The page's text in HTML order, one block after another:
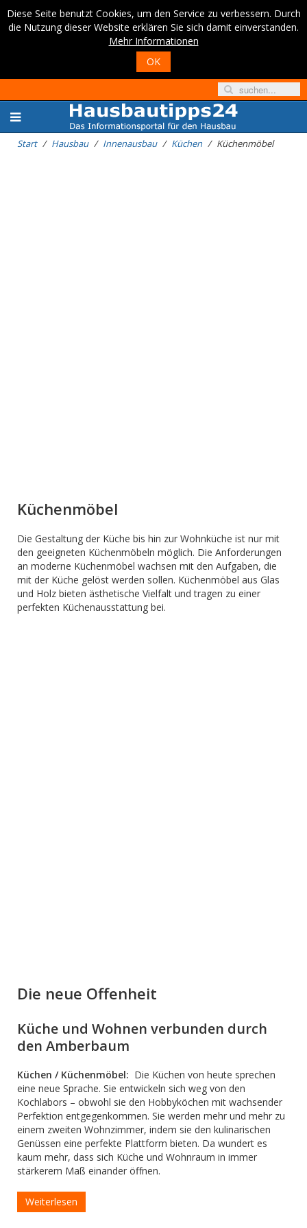
Diese Seite benutzt Cookies, um den Service zu verbessern. Durch
die Nutzung dieser Website erklären Sie sich damit einverstanden.
Mehr Informationen
OK
Start Hausbau Innenausbau Küchen Küchenmöbel
Küchenmöbel
Die Gestaltung der Küche bis hin zur Wohnküche ist nur mit
den geeigneten Küchenmöbeln möglich. Die Anforderungen
an moderne Küchenmöbel wachsen mit den Aufgaben, die
mit der Küche gelöst werden sollen. Küchenmöbel aus Glas
und Holz bieten ästhetische Vielfalt und tragen zu einer
perfekten Küchenausstattung bei.
Die neue Offenheit
Küche und Wohnen verbunden durch
den Amberbaum
Küchen / Küchenmöbel: Die Küchen von heute sprechen
eine neue Sprache. Sie entwickeln sich weg von den
Kochlabors – obwohl sie den Hobbyköchen mit wachsender
Perfektion entgegenkommen. Sie werden mehr und mehr zu
einem zweiten Wohnzimmer, indem sie den kulinarischen
Genüssen eine perfekte Plattform bieten. Da wundert es
kaum mehr, dass sich Küche und Wohnraum in immer
stärkerem Maß einander öffnen.
Weiterlesen